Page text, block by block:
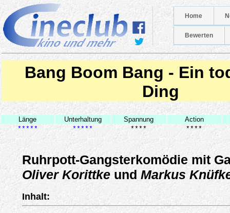
Home
Bewerten
Bang Boom Bang - Ein
Ding
Länge Unterhaltung Spannung
Action
*****
***** **** ****
Ruhrpott-Gangsterkomödie mit
Oliver Korittke und Markus
Inhalt: